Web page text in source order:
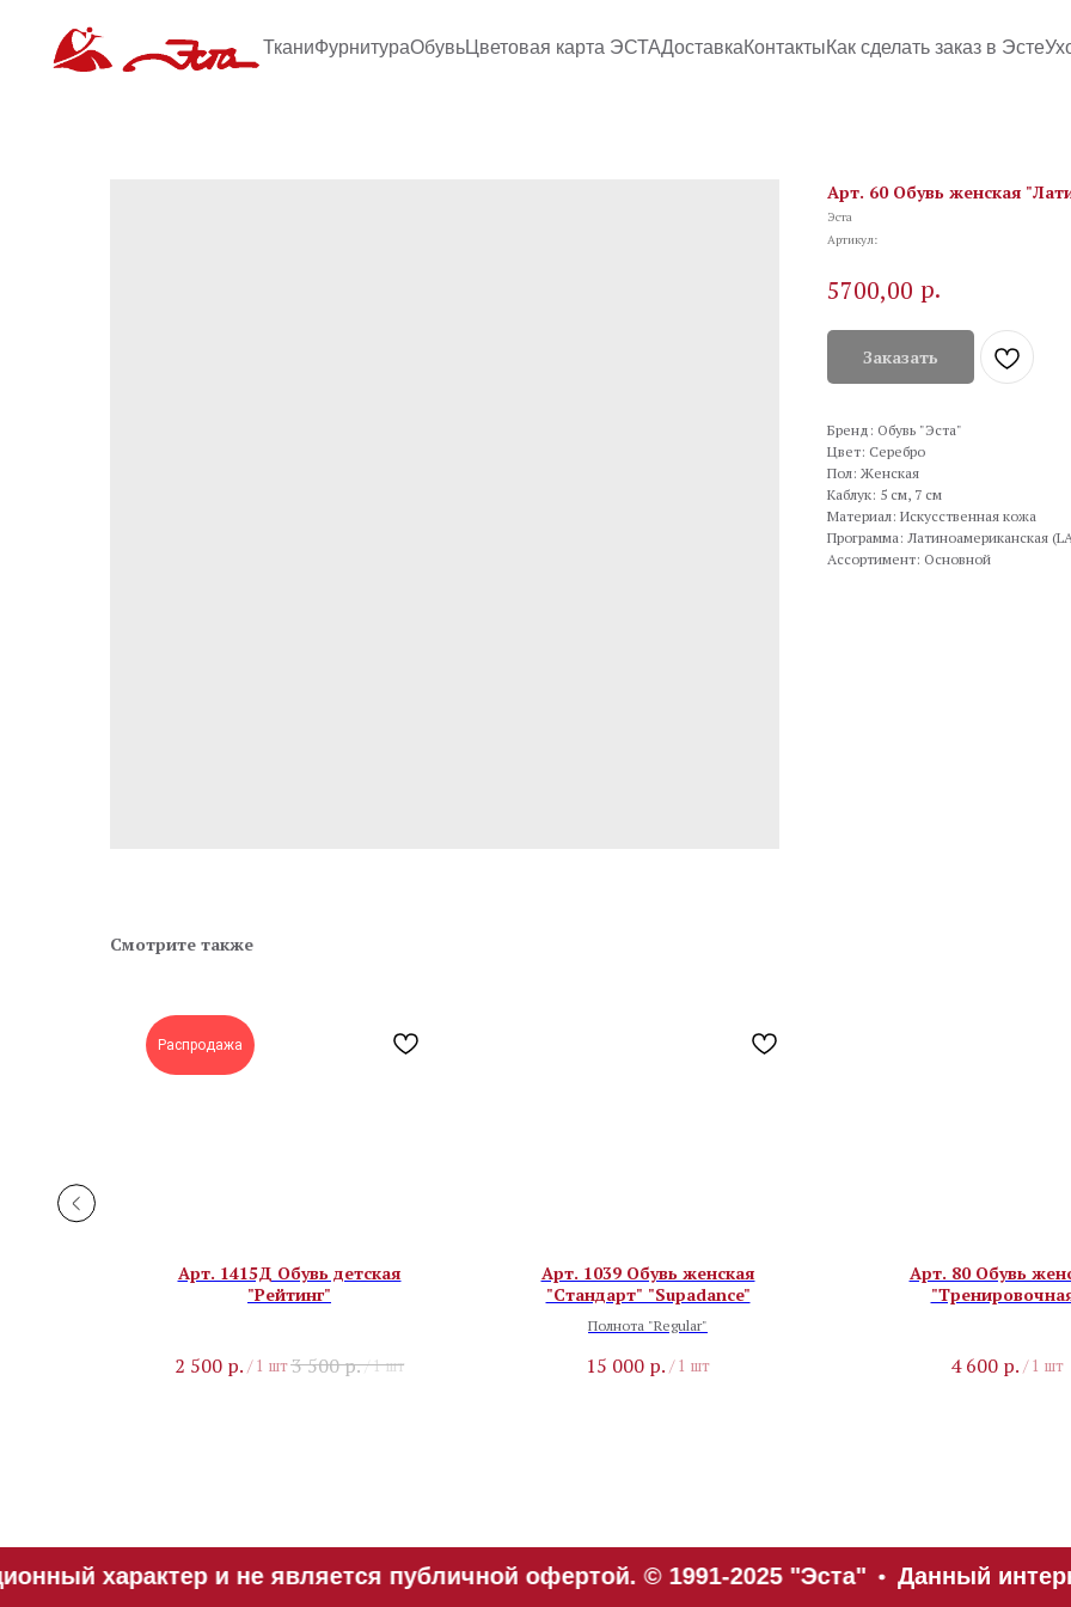
ТканиФурнитураОбувьЦветовая карта ЭСТАДоставкаКонтактыКак сделать заказ в Эсте
Арт. 60 Обувь женская
Эста
Артикул:
5700,00 р.
Заказать
Бренд: Обувь "Эста"
Цвет: Серебро
Пол: Женская
Каблук: 5 см, 7 см
Материал: Искусственная кожа
Программа: Латиноамериканская
Ассортимент: Основной
Смотрите также
Распродажа
Арт. 1415Д Обувь детская
"Рейтинг"
2 500 р. / 1 шт3 500р./1 шт
Арт. 1039 Обувь женская
"Стандарт" "Supadance"
Полнота "Regular"
15 000 р. / 1 шт
Арт. 80 Обувь
4 600 р. / 1 шт
характер и не является публичной офертой. © 1991-2025 "Эста" Данный